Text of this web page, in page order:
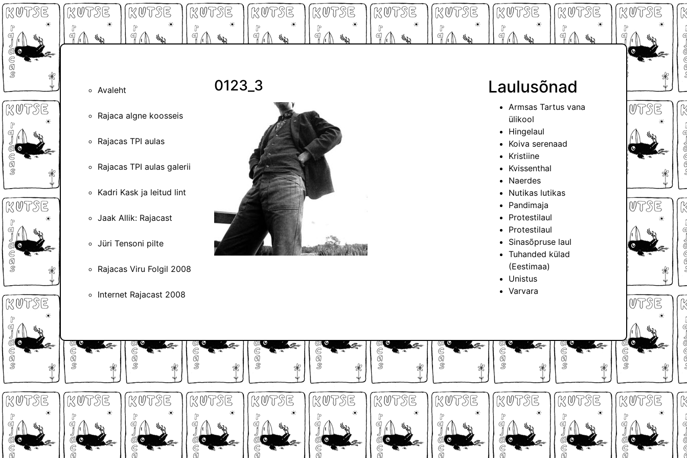
Avaleht
Rajaca algne koosseis
Rajacas TPI aulas
Rajacas TPI aulas galerii
Kadri Kask ja leitud lint
Jaak Allik: Rajacast
Jüri Tensoni pilte
Rajacas Viru Folgil 2008
Internet Rajacast 2008
0123_3 Laulusõnad
Armsas Tartus vana
ülikool
Hingelaul
Koiva serenaad
Kristiine
Kvissenthal
Naerdes
Nutikas lutikas
Pandimaja
Protestilaul
Protestilaul
Sinasõpruse laul
Tuhanded külad
(Eestimaa)
Unistus
Varvara